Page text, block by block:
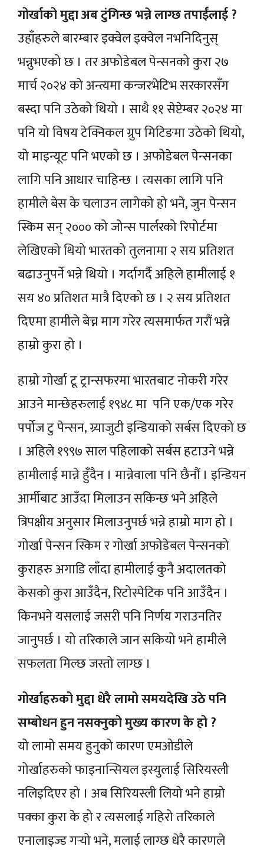
गोर्खाको मुद्दा अब टुंगिन्छ भन्ने लाग्छ तपाईंलाई ?
उहाँहरुले बारम्बार इक्वेल इक्वेल नभनिदिनुस्
भन्नुभएको छ । तर अफोडेबल पेन्सनको कुरा २७
मार्च २०२४ को अन्त्यमा कन्जरभेटिभ सरकारसँग
बस्दा पनि उठेको थियो । साथै ११ सेप्टेम्बर २०२४ मा
पनि यो विषय टेक्निकल ग्रुप मिटिङमा उठेको थियो,
यो माइन्यूट पनि भएको छ । अफोडेबल पेन्सनका
लागि पनि आधार चाहिन्छ । त्यसका लागि पनि
हामीले बेस के चलाउन लागेको हो भने, जुन पेन्सन
स्किम सन् २००० को जोन्स पार्लरको रिपोर्टमा
लेखिएको थियो भारतको तुलनामा २ सय प्रतिशत
बढाउनुपर्ने भन्ने थियो । गर्दागर्दै अहिले हामीलाई १
सय ४० प्रतिशत मात्रै दिएको छ । २ सय प्रतिशत
दिएमा हामीले बेच्न माग गरेर त्यसमार्फत गरौं भन्ने
हाम्रो कुरा हो ।
हाम्रो गोर्खा टू ट्रान्सफरमा भारतबाट नोकरी गरेर
आउने मान्छेहरुलाई १९४८ मा पनि एक/एक गरेर
पर्पोज टु पेन्सन, ग्र्याजुटी इन्डियाको सर्बस दिएको छ
। अहिले १९९७ साल पहिलाको सर्बस हटाउने भन्ने
हामीलाई मान्ने हुँदैन । मान्नेवाला पनि छैनौं । इन्डियन
आर्मीबाट आउँदा मिलाउन सकिन्छ भने अहिले
त्रिपक्षीय अनुसार मिलाउनुपर्छ भन्ने हाम्रो माग हो ।
गोर्खा पेन्सन स्किम र गोर्खा अफोडेबल पेन्सनको
कुराहरु अगाडि लाँदा हामीलाई कुनै अदालतको
केसको कुरा आउँदैन, रिटोस्पेटिक पनि आउँदैन ।
किनभने यसलाई जसरी पनि निर्णय गराउनतिर
जानुपर्छ । यो तरिकाले जान सकियो भने हामीले
सफलता मिल्छ जस्तो लाग्छ ।
गोर्खाहरुको मुद्दा धेरै लामो समयदेखि उठे पनि
सम्बोधन हुन नसक्नुको मुख्य कारण के हो ?
यो लामो समय हुनुको कारण एमओडीले
गोर्खाहरुको फाइनान्सियल इस्युलाई सिरियस्ली
नलिइदिएर हो । अब सिरियस्ली लियो भने हाम्रो
पक्का कुरा के हो र त्यसलाई गहिरो तरिकाले
एनालाइज्ड गर्‍यो भने, मलाई लाग्छ धेरै कारणले